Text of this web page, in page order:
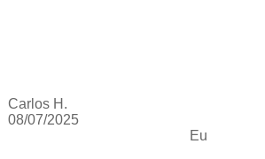
Carlos H.
08/07/2025
Eu